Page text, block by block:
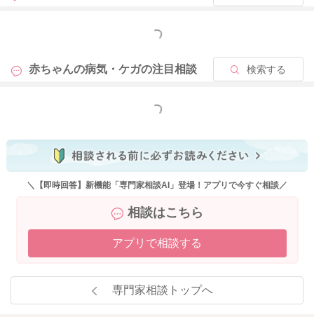
もっと見る
赤ちゃんの病気・ケガの注目相談 検索する
もっと見る
＼【即時回答】新機能「専門家相談AI」登場！アプリで今すぐ相談／
相談はこちら
アプリで相談する
専門家相談トップへ